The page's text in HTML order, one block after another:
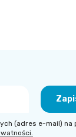
(adres e-mail)